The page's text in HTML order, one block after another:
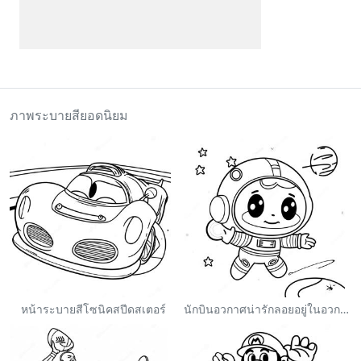
ภาพระบายสียอดนิยม
หน้าระบายสีโซนิคสปีดสเตอร์ นักบินอวกาศน่ารักลอยอยู่ในอวกาศ ระบายสี